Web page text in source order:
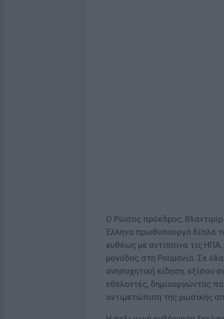
Ο Ρώσος πρόεδρος,
Έλληνα πρωθυπουργό δίπλα
ευθέως με αντίποινα τις
μονάδας στη Ρουμανία. Σε
ανησυχητική είδηση, εξίσου
εθελοντές, δημιουργώντας
αντιμετώπιση της ρωσικής